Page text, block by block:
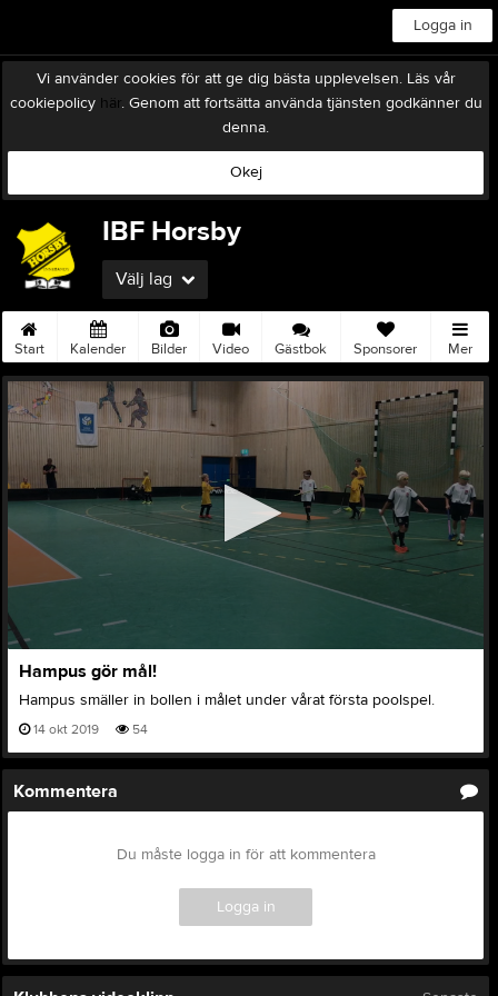
Logga in
Vi använder cookies för att ge dig bästa upplevelsen. Läs vår
cookiepolicy här. Genom att fortsätta använda tjänsten godkänner du
denna.
Okej
IBF Horsby
Välj lag
Start Kalender Bilder Video Gästbok Sponsorer Mer
seconds
of
seconds
Hampus gör mål!
Hampus smäller in bollen i målet under vårat första poolspel.
14 okt 2019 54
Kommentera
Du måste logga in för att kommentera
Logga in